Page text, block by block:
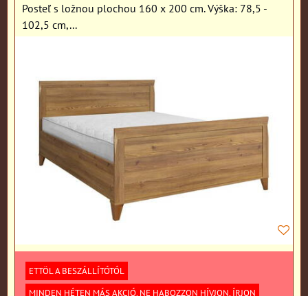
Posteľ s ložnou plochou 160 x 200 cm. Výška: 78,5 -
102,5 cm,...
ETTÖL A BESZÁLLÍTÓTÓL
MINDEN HÉTEN MÁS AKCIÓ. NE HABOZZON HÍVJON, ÍRJON